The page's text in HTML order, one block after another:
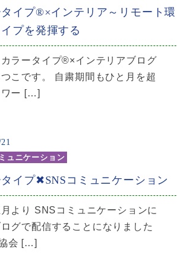
タイプ®×インテリア～リモート環
プを発揮する
ラータイプ®×インテリアブログ
こです。 自粛期間もひと月を超
ワー […]
ュニケーション
イプ✖SNSコミュニケーション
より SNSコミュニケーションに
グで配信することになりました
会 […]